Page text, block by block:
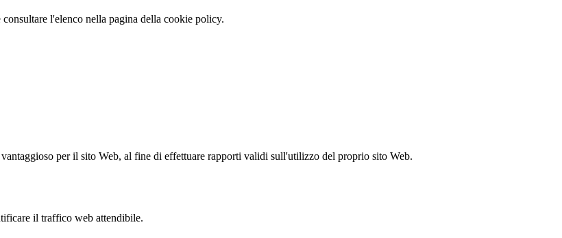
l'elenco nella pagina della cookie policy.
per il sito Web, al fine di effettuare rapporti validi sull'utilizzo del proprio sito Web.
il traffico web attendibile.